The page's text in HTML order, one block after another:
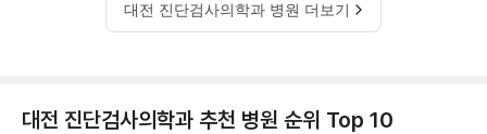
대전 진단검사의학과 병원 더보기
대전 진단검사의학과 추천 병원 순위 Top 10